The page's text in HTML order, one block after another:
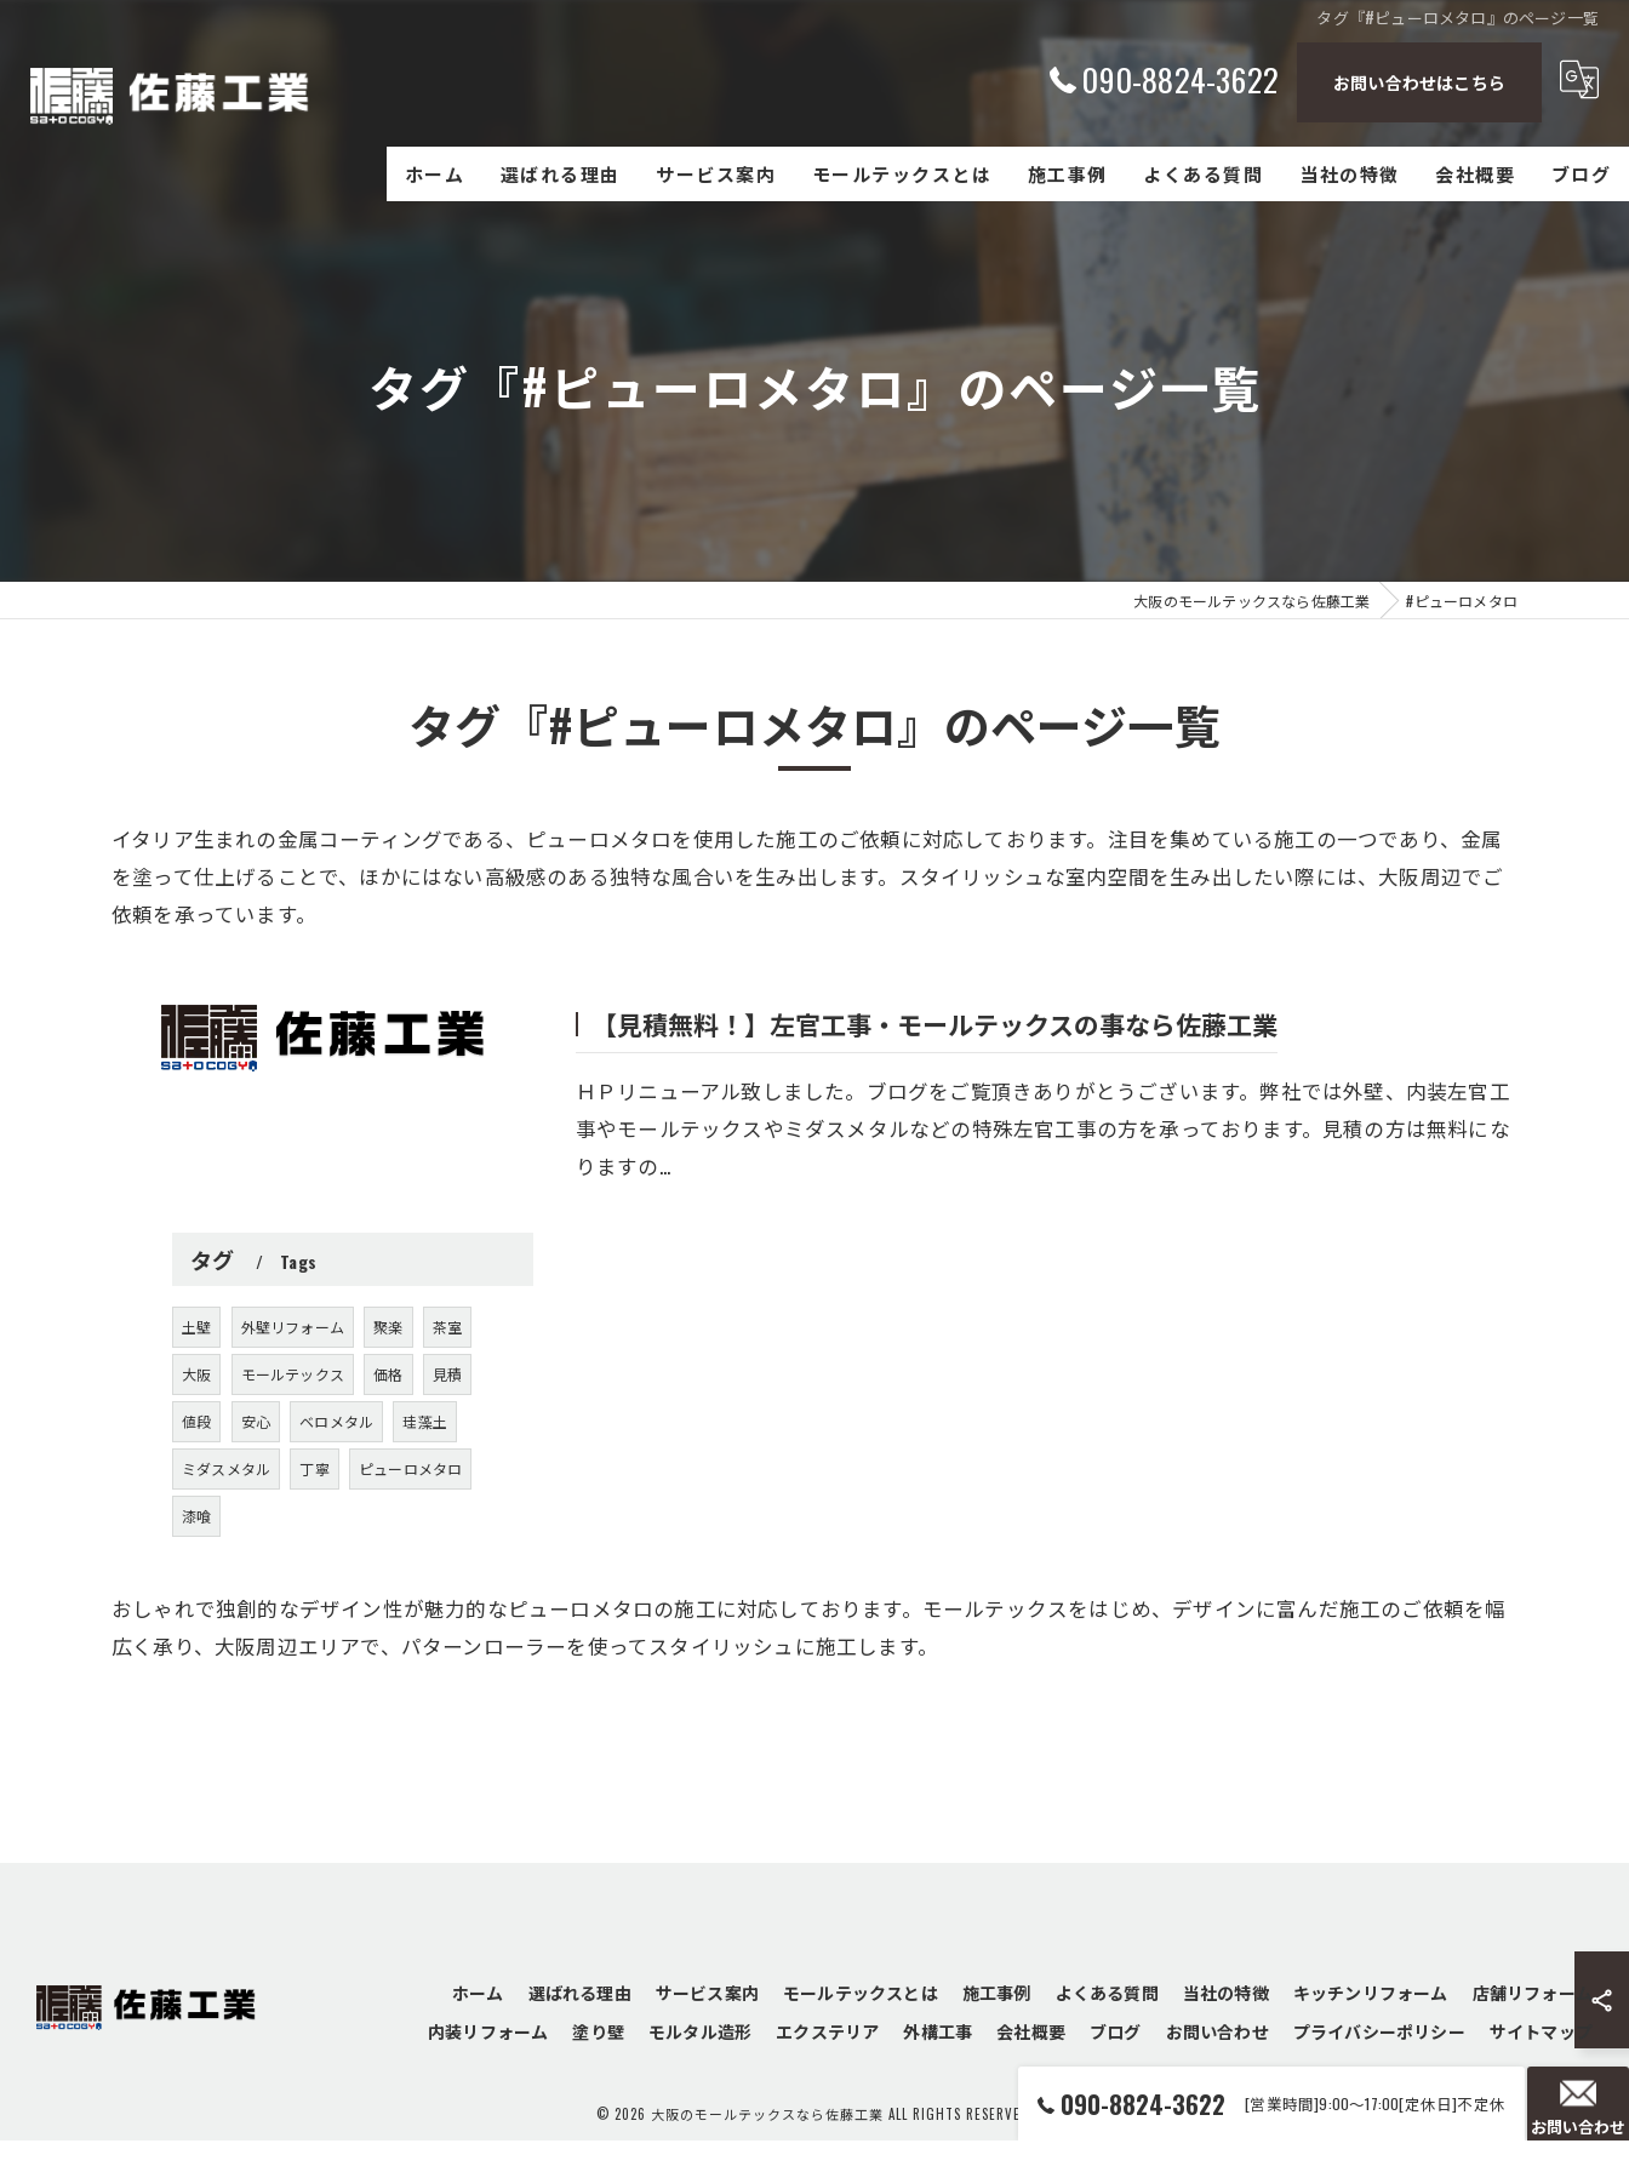
タグ『#ピューロメタロ』のページ一覧
090-8824-3622 お問い合わせはこちら
ホーム 選ばれる理由 サービス案内 モールテックスとは 施工事例 よくある質問 当社の特徴
外構工事
会社概要 ブログ
タグ『#ピューロメタロ』のページ一覧
大阪のモールテックスなら佐藤工業 #ピューロメタロ
タグ『#ピューロメタロ』のページ一覧
イタリア生まれの金属コーティングである、ピューロメタロを使用した施工のご依頼に対応しております。注目を集めている施工の一つであり、金属
を塗って仕上げることで、ほかにはない高級感のある独特な風合いを生み出します。スタイリッシュな室内空間を生み出したい際には、大阪周辺でご
依頼を承っています。
【見積無料！】左官工事・モールテックスの事なら佐藤工業
ＨＰリニューアル致しました。ブログをご覧頂きありがとうございます。弊社では外壁、内装左官工
事やモールテックスやミダスメタルなどの特殊左官工事の方を承っております。見積の方は無料にな
りますの…
タグ Tags
土壁 外壁リフォーム 聚楽 茶室
大阪 モールテックス 価格 見積
値段 安心 ベロメタル 珪藻土
ミダスメタル 丁寧 ピューロメタロ
漆喰
おしゃれで独創的なデザイン性が魅力的なピューロメタロの施工に対応しております。モールテックスをはじめ、デザインに富んだ施工のご依頼を幅
広く承り、大阪周辺エリアで、パターンローラーを使ってスタイリッシュに施工します。
090-8824-3622 [営業時間]9:00～17:00[定休日]不定休
お問い合わせ
ホーム 選ばれる理由 サービス案内 モールテックスとは 施工事例 よくある質問 当社の特徴 キッチンリフォーム
店舗リフォーム
内装リフォーム
塗り壁 モルタル造形 エクステリア 外構工事 会社概要 ブログ お問い合わせ プライバシーポリシー サイトマップ
© 2026 大阪のモールテックスなら佐藤工業 ALL RIGHTS RESERVED.